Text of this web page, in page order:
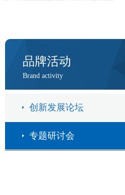
品牌活动
Brand activity
创新发展论坛
专题研讨会